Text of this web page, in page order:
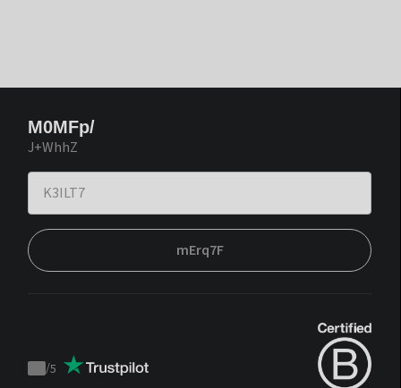
M0MFp/
J+WhhZ
mErq7F
Trustpilot
/5